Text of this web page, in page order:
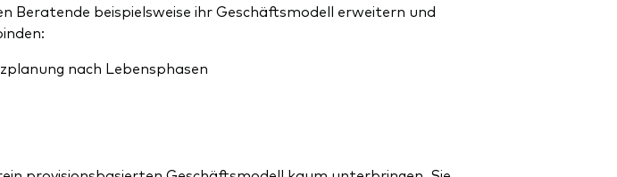
Beratende beispielsweise ihr Geschäftsmodell erweitern und
nach Lebensphasen